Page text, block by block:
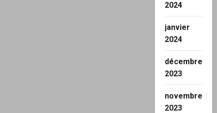
2024
janvier
2024
décembre
2023
novembre
2023